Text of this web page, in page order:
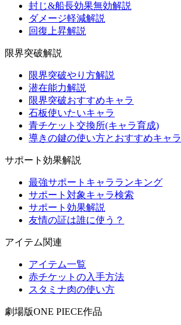
封じ&船長効果無効解説
ダメージ軽減解説
回復上昇解説
限界突破解説
限界突破やり方解説
潜在能力解説
限界突破おすすめキャラ
石板使いたいキャラ
青チケット交換所(キャラ育成)
導きの鍵の使い方とおすすめキャラ
サポート効果解説
最強サポートキャラランキング
サポート対象キャラ検索
サポート効果解説
友情の証は誰に使う？
アイテム関連
アイテム一覧
赤チケットの入手方法
スタミナ肉の使い方
劇場版ONE PIECE作品